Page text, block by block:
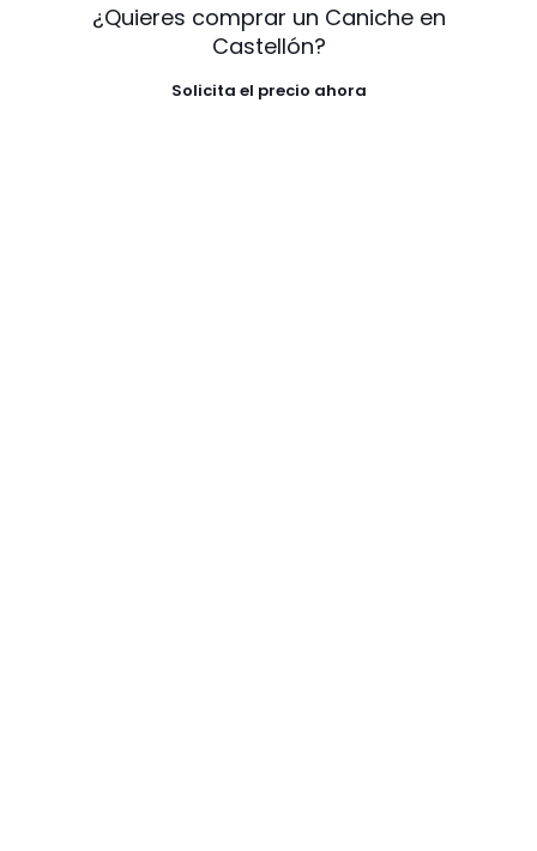
¿Quieres comprar un Caniche en
Castellón?
Solicita el precio ahora